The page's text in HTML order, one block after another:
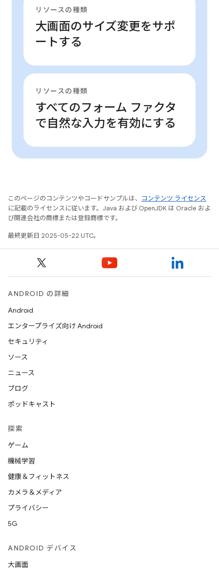
リソースの種類
大画面のサイズ変更をサポ
ートする
リソースの種類
すべてのフォーム ファクタ
で自然な入力を有効にする
このページのコンテンツやコードサンプルは、
コンテンツ ライセンス
に記載のライセンスに従います。Java および OpenJDK は Oracle およ
び関連会社の商標または登録商標です。
最終更新日 2025-05-22 UTC。
ANDROID の詳細
Android
エンタープライズ向け Android
セキュリティ
ソース
ニュース
ブログ
ポッドキャスト
探索
ゲーム
機械学習
健康＆フィットネス
カメラ＆メディア
プライバシー
5G
ANDROID デバイス
大画面